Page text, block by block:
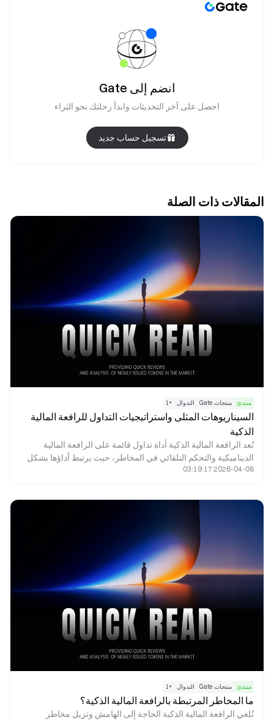
انضم إلى Gate
احصل على آخر التحديثات وابدأ رحلتك نحو الثراء
تسجيل حساب جديد
المقالات ذات الصلة
مبتدئ منتجات Gate التدوال +
1
السيناريوهات المثلى واستراتيجيات التداول للرافعة المالية
الذكية
تُعد الرافعة المالية الذكية أداة تداول قائمة على الرافعة المالية
الديناميكية والتحكم التلقائي في المخاطر، حيث يرتبط أداؤها بشكل
وثيق ببيئة المتجر وكيفية استخدامها. في الأسواق الاتجاهية، تتيح
المال. كما يمكن الاستفادة منها في استراتيجيات التحوّط للحد من
تقلبات المحفظة. ومع ذلك، لا يُنصح باستخدام الرافعة المالية الذكية
للاحتفاظ طويل الأجل أو في الأسواق ذات حالة عدم اليقين العالية—
وتكمن ميزتها الجوهرية في "مطابقة السيناريو + تنفيذ الاستراتيجية".
2026-04-08 03:19:17
مبتدئ منتجات Gate التدوال +
1
ما المخاطر المرتبطة بالرافعة المالية الذكية؟
تُلغي الرافعة المالية الذكية الحاجة إلى الهامش وتزيل مخاطر